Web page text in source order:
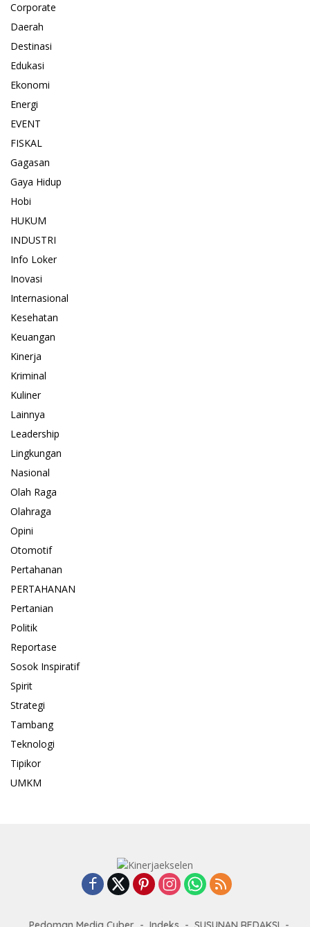
Corporate
Daerah
Destinasi
Edukasi
Ekonomi
Energi
EVENT
FISKAL
Gagasan
Gaya Hidup
Hobi
HUKUM
INDUSTRI
Info Loker
Inovasi
Internasional
Kesehatan
Keuangan
Kinerja
Kriminal
Kuliner
Lainnya
Leadership
Lingkungan
Nasional
Olah Raga
Olahraga
Opini
Otomotif
Pertahanan
PERTAHANAN
Pertanian
Politik
Reportase
Sosok Inspiratif
Spirit
Strategi
Tambang
Teknologi
Tipikor
UMKM